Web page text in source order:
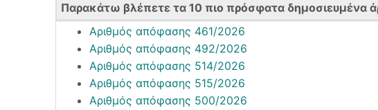
Παρακάτω βλέπετε τα 10 πιο πρόσφατα δημοσιευμένα
Αριθμός απόφασης 461/2026
Αριθμός απόφασης 492/2026
Αριθμός απόφασης 514/2026
Αριθμός απόφασης 515/2026
Αριθμός απόφασης 500/2026